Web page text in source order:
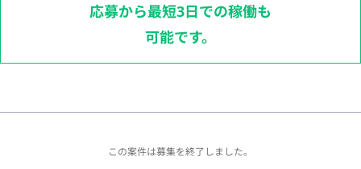
応募から最短3日での稼働も
可能です。
この案件は募集を終了しました。